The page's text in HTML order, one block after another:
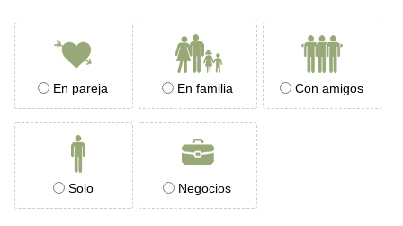
En pareja En familia Con amigos
Solo Negocios